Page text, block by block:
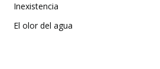
Inexistencia
El olor del agua